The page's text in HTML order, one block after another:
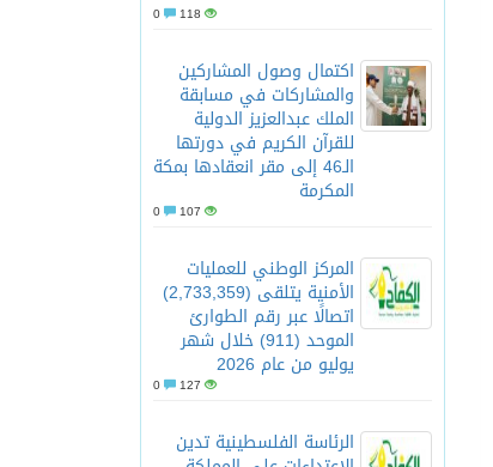
118
اكتمال وصول المشاركين
والمشاركات في مسابقة
الملك عبدالعزيز الدولية
للقرآن الكريم في دورتها
الـ46 إلى مقر انعقادها بمكة
المكرمة
107
المركز الوطني للعمليات
الأمنية يتلقى (2,733,359)
اتصالًا عبر رقم الطوارئ
الموحد (911) خلال شهر
يوليو من عام 2026
127
الرئاسة الفلسطينية تدين